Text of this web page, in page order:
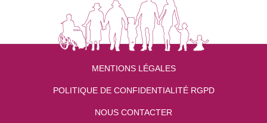
MENTIONS LÉGALES
POLITIQUE DE CONFIDENTIALITÉ RGPD
NOUS CONTACTER